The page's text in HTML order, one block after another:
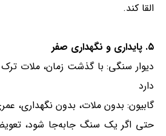
القا کند.
۵. پایداری و نگهداری صفر
دیوار سنگی: با گذشت زمان، ملات ترک
دارد
گابیون: بدون ملات، بدون نگهداری، عمری